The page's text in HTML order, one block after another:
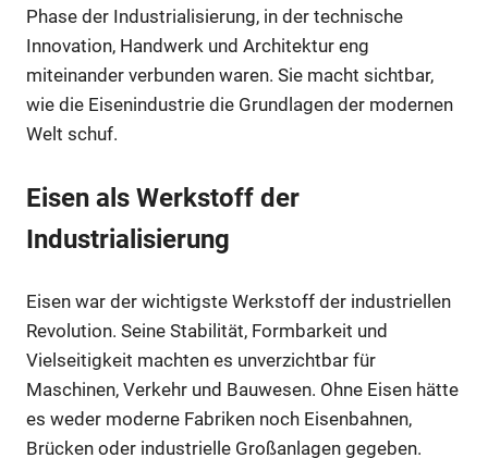
Phase der Industrialisierung, in der technische
Innovation, Handwerk und Architektur eng
miteinander verbunden waren. Sie macht sichtbar,
wie die Eisenindustrie die Grundlagen der modernen
Welt schuf.
Eisen als Werkstoff der
Industrialisierung
Eisen war der wichtigste Werkstoff der industriellen
Revolution. Seine Stabilität, Formbarkeit und
Vielseitigkeit machten es unverzichtbar für
Maschinen, Verkehr und Bauwesen. Ohne Eisen hätte
es weder moderne Fabriken noch Eisenbahnen,
Brücken oder industrielle Großanlagen gegeben.